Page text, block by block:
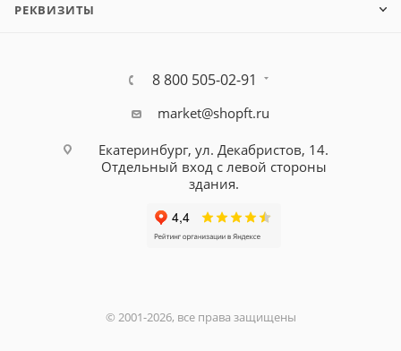
РЕКВИЗИТЫ
8 800 505-02-91
market@shopft.ru
Екатеринбург, ул. Декабристов, 14.
Отдельный вход с левой стороны
здания.
© 2001-2026, все права защищены